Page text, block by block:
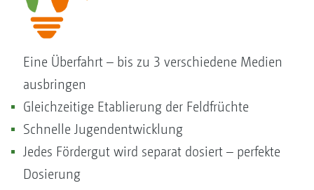
Eine Überfahrt – bis zu 3 verschiedene Medien
ausbringen
Gleichzeitige Etablierung der Feldfrüchte
Schnelle Jugendentwicklung
Jedes Fördergut wird separat dosiert – perfekte
Dosierung